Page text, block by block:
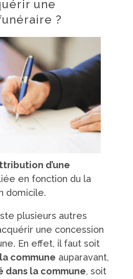
une
?
d’une
en fonction du la
domicile.
plusieurs autres
une concession
En effet, il faut soit
commune auparavant,
dans la commune, soit